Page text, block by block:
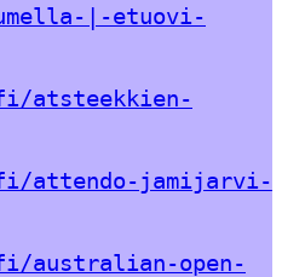
|-etuovi-
atsteekkien-
attendo-jamijarvi-
australian-open-